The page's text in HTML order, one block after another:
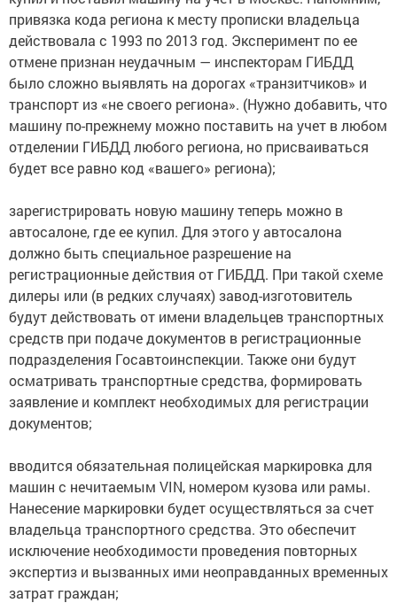
привязка кода региона к месту прописки владельца
действовала с 1993 по 2013 год. Эксперимент по ее
отмене признан неудачным — инспекторам ГИБДД
было сложно выявлять на дорогах «транзитчиков» и
транспорт из «не своего региона». (Нужно добавить, что
машину по-прежнему можно поставить на учет в любом
отделении ГИБДД любого региона, но присваиваться
будет все равно код «вашего» региона);
зарегистрировать новую машину теперь можно в
автосалоне, где ее купил. Для этого у автосалона
должно быть специальное разрешение на
регистрационные действия от ГИБДД. При такой схеме
дилеры или (в редких случаях) завод-изготовитель
будут действовать от имени владельцев транспортных
средств при подаче документов в регистрационные
подразделения Госавтоинспекции. Также они будут
осматривать транспортные средства, формировать
заявление и комплект необходимых для регистрации
документов;
вводится обязательная полицейская маркировка для
машин с нечитаемым VIN, номером кузова или рамы.
Нанесение маркировки будет осуществляться за счет
владельца транспортного средства. Это обеспечит
исключение необходимости проведения повторных
экспертиз и вызванных ими неоправданных временных
затрат граждан;